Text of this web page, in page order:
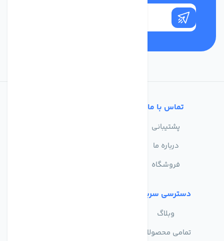
تماس با ما
پشتیبانی
درباره ما
فروشگاه
دسترسی سریع
وبلاگ
تمامی محصولات